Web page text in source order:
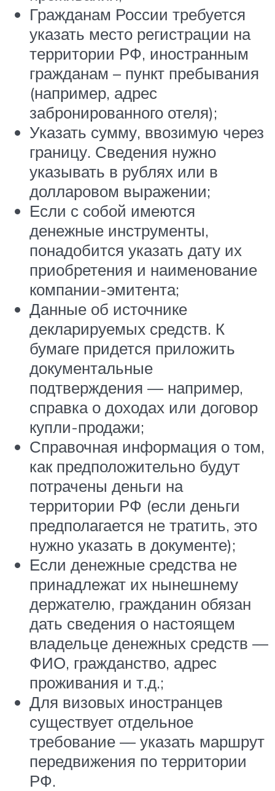
Гражданам России требуется
указать место регистрации на
территории РФ, иностранным
гражданам – пункт пребывания
(например, адрес
забронированного отеля);
Указать сумму, ввозимую через
границу. Сведения нужно
указывать в рублях или в
долларовом выражении;
Если с собой имеются
денежные инструменты,
понадобится указать дату их
приобретения и наименование
компании-эмитента;
Данные об источнике
декларируемых средств. К
бумаге придется приложить
документальные
подтверждения — например,
справка о доходах или договор
купли-продажи;
Справочная информация о том,
как предположительно будут
потрачены деньги на
территории РФ (если деньги
предполагается не тратить, это
нужно указать в документе);
Если денежные средства не
принадлежат их нынешнему
держателю, гражданин обязан
дать сведения о настоящем
владельце денежных средств —
ФИО, гражданство, адрес
проживания и т.д.;
Для визовых иностранцев
существует отдельное
требование — указать маршрут
передвижения по территории
РФ.